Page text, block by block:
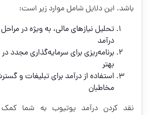
باشد. این دلایل شامل موارد زیر است:
تحلیل نیازهای مالی، به ویژه در
درآمد
برنامه‌ریزی برای سرمایه‌گذاری مجدد
بهتر
استفاده از درآمد برای تبلیغات و
مخاطبان
نقد کردن درآمد یوتیوب به شما